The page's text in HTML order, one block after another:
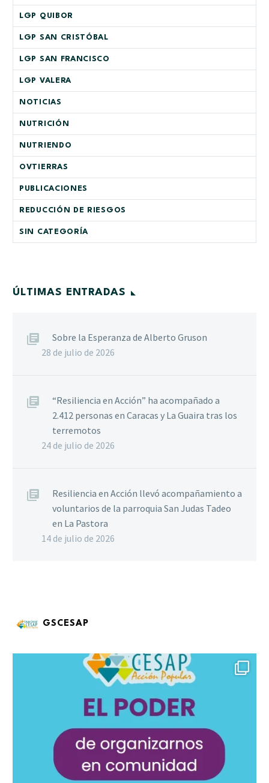
LGP QUIBOR
LGP SAN CRISTÓBAL
LGP SAN FRANCISCO
LGP VALERA
NOTICIAS
NUTRICIÓN
NUTRIENDO
OVTIERRAS
PUBLICACIONES
REDUCCIÓN DE RIESGOS
SIN CATEGORÍA
ÚLTIMAS ENTRADAS
Sobre la Esperanza de Alberto Gruson
28 de julio de 2026
“Resiliencia en Acción” ha acompañado a
2.412 personas en Caracas y La Guaira tras los
terremotos
24 de julio de 2026
Resiliencia en Acción llevó acompañamiento a
voluntarios de la parroquia San Judas Tadeo
en La Pastora
14 de julio de 2026
GSCESAP